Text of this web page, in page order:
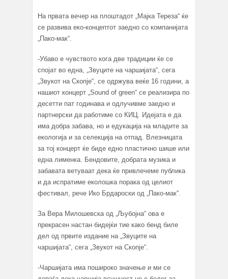
На првата вечер на плоштадот „Мајка Тереза“ ќе
се развива еко-концептот заедно со компанијата
„Пако-мак“.
-Убаво е чувството кога две традиции ќе се
спојат во една, „Звуците на чаршијата“, сега
„Звукот на Скопје“, се одржува веќе 16 години, а
нашиот концерт „Sound of green“ се реализира по
десетти пат годинава и одлучивме заедно и
партнерски да работиме со КИЦ. Идејата е да
има добра забава, но и едукација на младите за
екологија и за селекција на отпад. Влезницата
за тој концерт ќе биде едно пластично шише или
една лименка. Бендовите, добрата музика и
забавата ветуваат дека ќе привлечеме публика
и да испратиме еколошка порака од целиот
фестивал, рече Ико Брдароски од „Пако-мак“.
За Вера Милошевска од „Љубојна“ ова е
прекрасен настан бидејќи тие како бенд биле
дел од првите издание на „Звуците на
чаршијата“, сега „Звукот на Скопје“.
-Чаршијата има пошироко значење и ми се